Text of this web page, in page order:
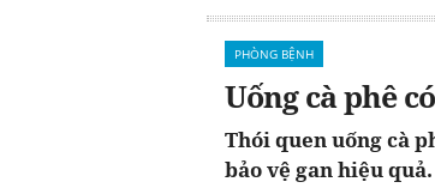
PHÒNG BỆNH
Uống cà phê
Thói quen uống cà
bảo vệ gan hiệu quả.